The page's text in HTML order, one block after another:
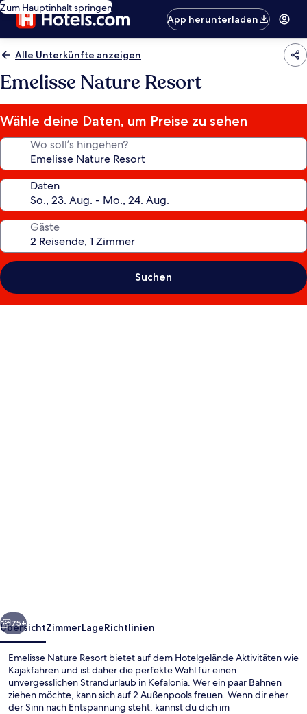
Zum Hauptinhalt springen
App herunterladen
Alle Unterkünfte anzeigen
Emelisse Nature Resort
Wähle deine Daten, um Preise zu sehen
Wo soll’s hingehen?
Daten
Gäste
Suchen
Weiter
75+
ÜbersichtZimmerLageRichtlinien
Emelisse Nature Resort bietet auf dem Hotelgelände Aktivitäten wie
Kajakfahren und ist daher die perfekte Wahl für einen
unvergesslichen Strandurlaub in Kefalonia. Wer ein paar Bahnen
ziehen möchte, kann sich auf 2 Außenpools freuen. Wenn dir eher
der Sinn nach Entspannung steht, kannst du dich im